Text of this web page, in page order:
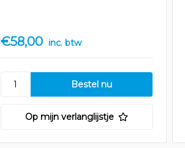
€58,00 inc. btw
Op mijn verlanglijstje